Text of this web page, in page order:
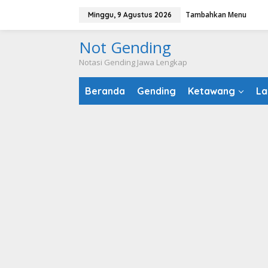
konten
Minggu, 9 Agustus 2026 Tambahkan Menu
Not Gending
Notasi Gending Jawa Lengkap
Beranda Gending Ketawang